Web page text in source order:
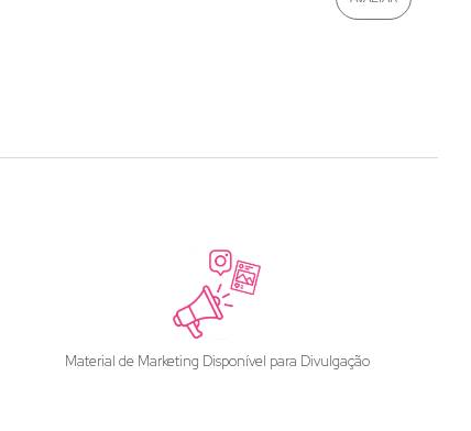
Material de Marketing Disponível para Divulgação